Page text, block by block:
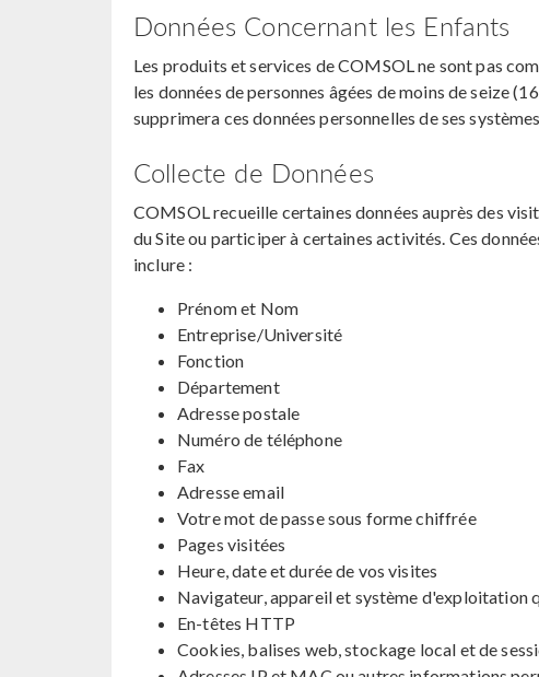
Données Concernant les Enfants
Les produits et services de COMSOL ne sont pas
les données de personnes âgées de moins de seize
supprimera ces données personnelles de ses
Collecte de Données
COMSOL recueille certaines données auprès des
du Site ou participer à certaines activités. Ces
inclure :
Prénom et Nom
Entreprise/Université
Fonction
Département
Adresse postale
Numéro de téléphone
Fax
Adresse email
Votre mot de passe sous forme chiffrée
Pages visitées
Heure, date et durée de vos visites
Navigateur, appareil et système d'exploitation
En-têtes HTTP
Cookies, balises web, stockage local et de